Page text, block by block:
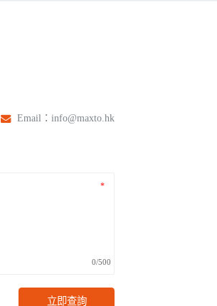
Email： info@maxto.hk
0/500
立即查詢